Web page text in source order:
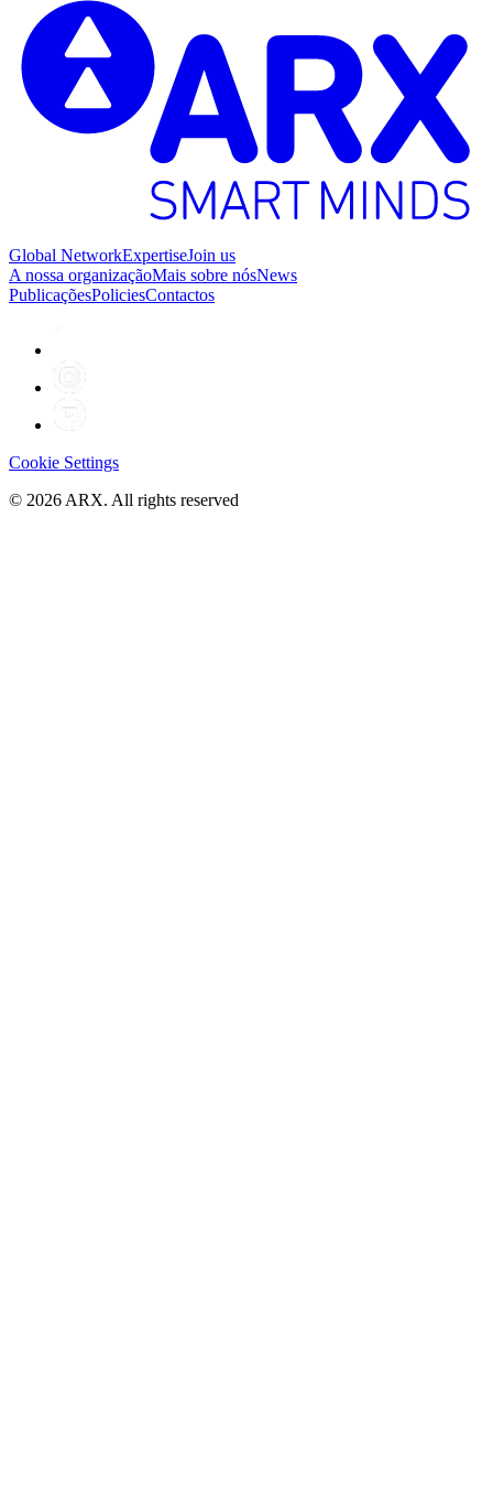
Global NetworkExpertiseJoin us
A nossa organizaçãoMais sobre nósNews
PublicaçõesPoliciesContactos
Cookie Settings
© 2026 ARX. All rights reserved